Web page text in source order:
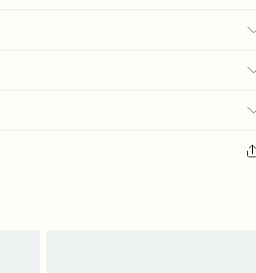
€7.99
les cosmétiques, les bijoux pour piercings, les jouets
le linge de lit, les matelas, les surmatelas et les